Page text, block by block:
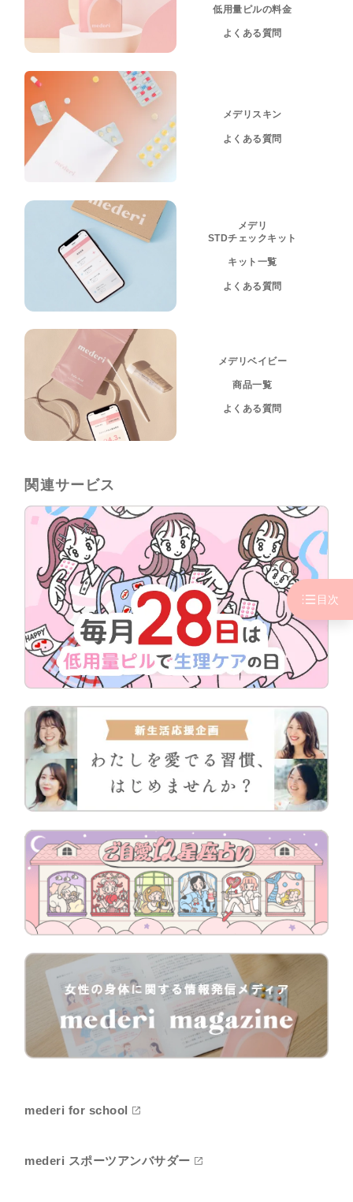
目次
低用量ピルの料金
よくある質問
メデリスキン
よくある質問
メデリ
STDチェックキット
キット一覧
よくある質問
メデリベイビー
商品一覧
よくある質問
関連サービス
mederi for school
mederi スポーツアンバサダー